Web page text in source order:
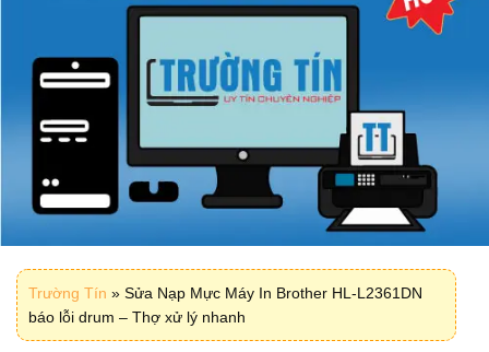
Trường Tín » Sửa Nạp Mực Máy In Brother HL-L2361DN
báo lỗi drum – Thợ xử lý nhanh